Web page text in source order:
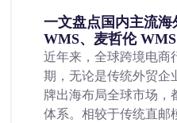
一文盘点国内主流
WMS、麦哲伦
近年来，全球跨境电商
期，无论是传统外贸企
牌出海布局全球市场，
体系。相较于传统直邮